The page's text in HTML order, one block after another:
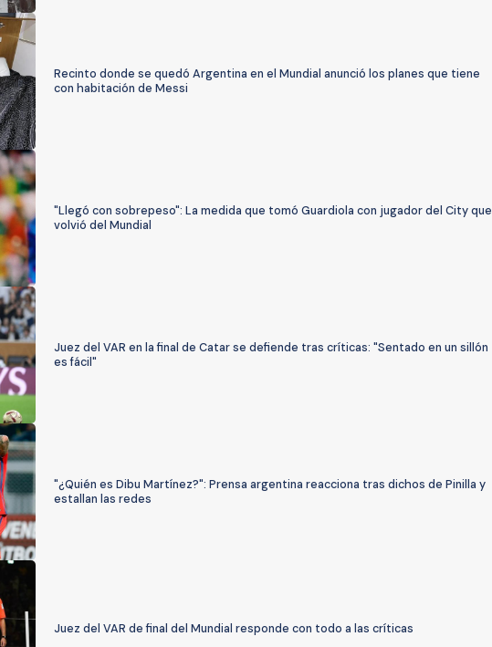
Recinto donde se quedó Argentina en el Mundial anunció los planes que tiene
con habitación de Messi
"Llegó con sobrepeso": La medida que tomó Guardiola con jugador del City que
volvió del Mundial
Juez del VAR en la final de Catar se defiende tras críticas: "Sentado en un sillón
es fácil"
"¿Quién es Dibu Martínez?": Prensa argentina reacciona tras dichos de Pinilla y
estallan las redes
Juez del VAR de final del Mundial responde con todo a las críticas